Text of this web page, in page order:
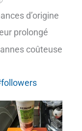
d’origine
prolongé
coûteuse